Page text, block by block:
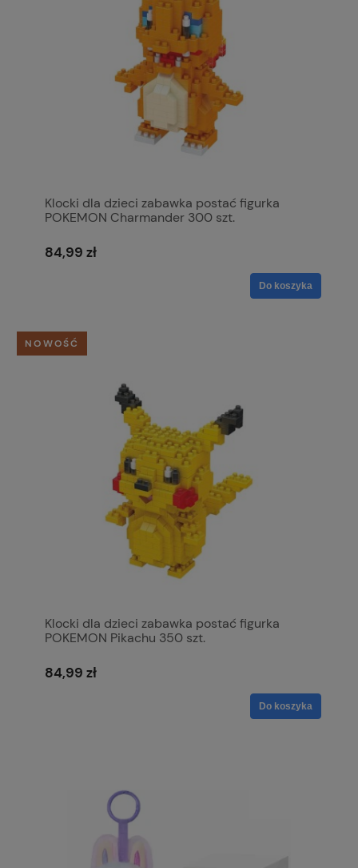
Klocki dla dzieci zabawka postać figurka
POKEMON Charmander 300 szt.
84,99 zł
Do koszyka
Klocki dla dzieci zabawka postać figurka
POKEMON Pikachu 350 szt.
84,99 zł
Do koszyka
NOWOŚĆ